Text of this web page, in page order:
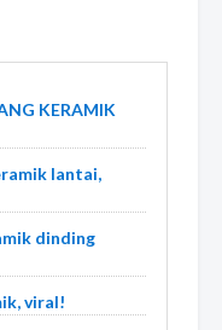
KERAMIK
lantai,
dinding
viral!